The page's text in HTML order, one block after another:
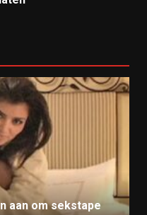
aan om sekstape